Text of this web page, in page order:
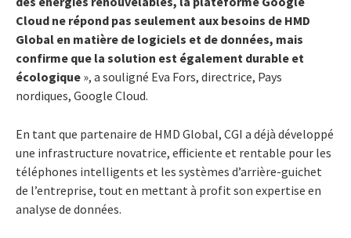
Cloud ne répond pas seulement aux besoins de HMD
Global en matière de logiciels et de données, mais
confirme que la solution est également durable et
écologique », a souligné Eva Fors, directrice, Pays
nordiques, Google Cloud.
En tant que partenaire de HMD Global, CGI a déjà développé
une infrastructure novatrice, efficiente et rentable pour les
téléphones intelligents et les systèmes d’arrière-guichet
de l’entreprise, tout en mettant à profit son expertise en
analyse de données.